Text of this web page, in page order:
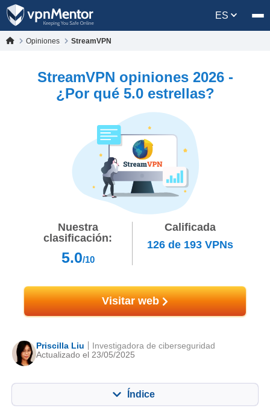
ES
Opiniones StreamVPN
StreamVPN opiniones 2026 -
¿Por qué 5.0 estrellas?
Nuestra
clasificación:
5.0/10
Calificada
126de 193 VPNs
Visitar web
Priscilla Liu
Actualizado el 23/05/2025
Investigadora de ciberseguridad
Índice